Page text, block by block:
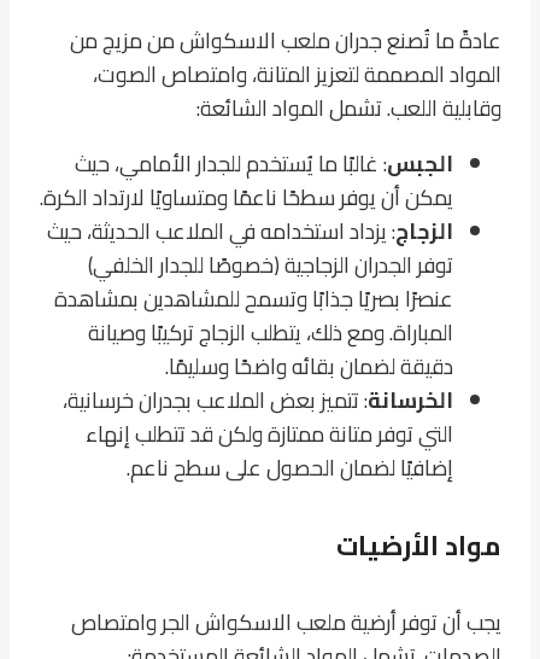
عادةً ما تُصنع جدران ملعب الاسكواش من مزيج من
المواد المصممة لتعزيز المتانة، وامتصاص الصوت،
وقابلية اللعب. تشمل المواد الشائعة:
الجبس: غالبًا ما يُستخدم للجدار الأمامي، حيث
يمكن أن يوفر سطحًا ناعمًا ومتساويًا لارتداد الكرة.
الزجاج: يزداد استخدامه في الملاعب الحديثة، حيث
توفر الجدران الزجاجية (خصوصًا للجدار الخلفي)
عنصرًا بصريًا جذابًا وتسمح للمشاهدين بمشاهدة
المباراة. ومع ذلك، يتطلب الزجاج تركيبًا وصيانة
دقيقة لضمان بقائه واضحًا وسليمًا.
الخرسانة: تتميز بعض الملاعب بجدران خرسانية،
التي توفر متانة ممتازة ولكن قد تتطلب إنهاء
إضافيًا لضمان الحصول على سطح ناعم.
مواد الأرضيات
يجب أن توفر أرضية ملعب الاسكواش الجر وامتصاص